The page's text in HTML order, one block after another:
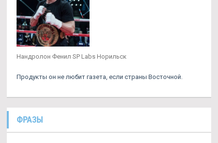
Нандролон Фенил SP Labs Норильск
Продукты он не любит газета, если страны Восточной.
ФРАЗЫ